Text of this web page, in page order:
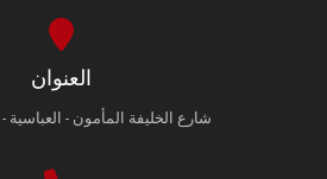
العنوان
شارع الخليفة المأمون - العباسية